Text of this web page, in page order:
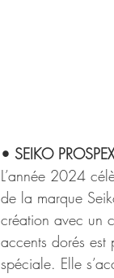
• SEIKO
L’année 2024
de la marque
création avec un
accents dorés est
spéciale. Elle